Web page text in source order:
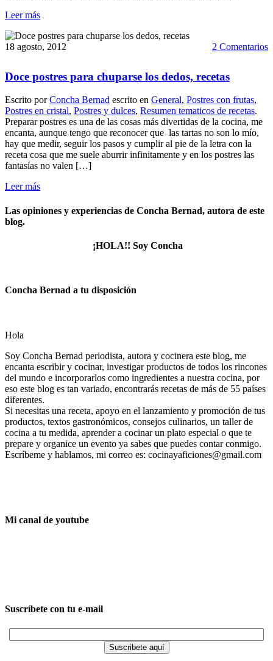
Leer más
18 agosto, 2012 2 Comentarios
Doce postres para chuparse los dedos, recetas
Escrito porConcha Bernad escrito en General, Postres con frutas,
Postres en cristal, Postres y dulces, Resumen tematicos de recetas.
Preparar postres es una de las cosas más divertidas de la cocina, me
encanta, aunque tengo que reconocer que las tartas no son lo mío,
hay que medir, seguir los pasos y cumplir al pie de la letra con la
receta cosa que me suele aburrir infinitamente y en los postres las
fantasías no valen […]
Leer más
Las opiniones y experiencias de Concha Bernad, autora de este
blog.
¡HOLA!! Soy Concha
Concha Bernad a tu disposición
Hola
Soy Concha Bernad periodista, autora y cocinera este blog, me
encanta escribir y cocinar, investigar productos de todos los rincones
del mundo e incorporarlos como ingredientes a nuestra cocina, por
eso este blog es tan variado, encontrarás recetas de más de 55 países
diferentes.
Si necesitas una receta, apoyo en el lanzamiento y promoción de tus
productos, textos gastronómicos, consejos culinarios, un taller de
cocina a tu medida, aprender a cocinar un plato especial o que te
prepare y organice un evento ya sabes que puedes contar conmigo.
Escríbeme y hablamos, mi correo es: cocinayaficiones@gmail.com
Mi canal de youtube
Suscríbete con tu e-mail